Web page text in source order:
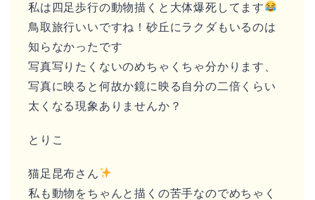
私は四足歩行の動物描くと大体爆死してます
鳥取旅行いいですね！砂丘にラクダもいるのは
知らなかったです
写真写りたくないのめちゃくちゃ分かります、
写真に映ると何故か鏡に映る自分の二倍くらい
太くなる現象ありませんか？
とりこ
猫足昆布さん
私も動物をちゃんと描くの苦手なのでめちゃく